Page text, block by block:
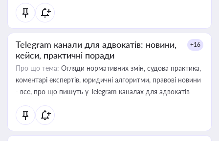
Telegram канали для адвокатів: новини,
кейси, практичні поради
+16
Про що тема: Огляди нормативних змін, судова практика,
коментарі експертів, юридичні алгоритми, правові новини
- все, про що пишуть у Telegram каналах для адвокатів